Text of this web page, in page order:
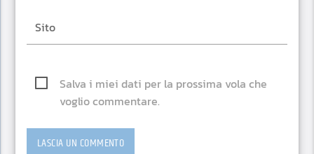
Salva i miei dati per la prossima vola che
voglio commentare.